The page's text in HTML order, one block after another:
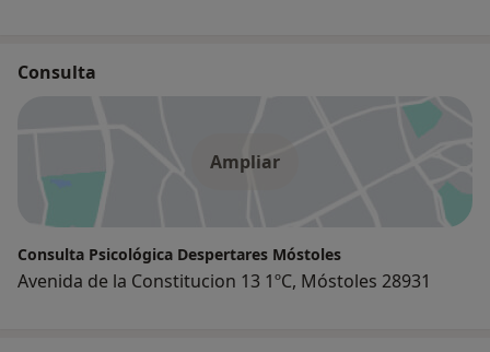
Consulta
Ampliar
Consulta Psicológica Despertares Móstoles
Avenida de la Constitucion 13 1ºC, Móstoles 28931